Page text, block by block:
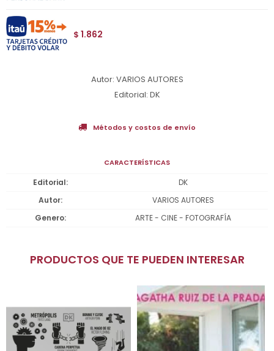
$ 1.862
Autor: VARIOS AUTORES
Editorial: DK
Métodos y costos de envío
CARACTERÍSTICAS
Editorial
DK
Autor
VARIOS AUTORES
Genero
ARTE - CINE - FOTOGRAFÍA
PRODUCTOS QUE TE PUEDEN INTERESAR